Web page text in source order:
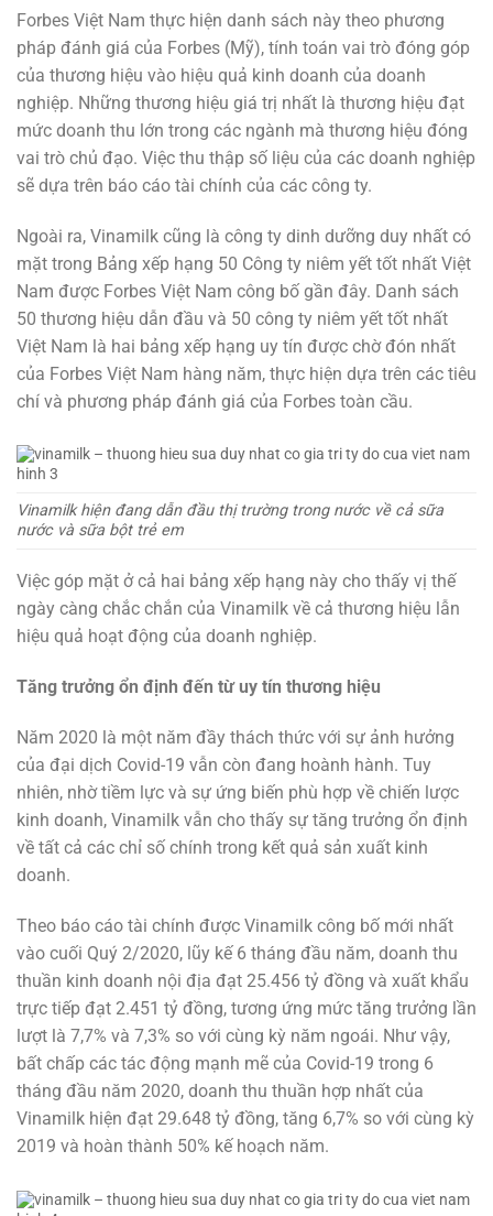
Forbes Việt Nam thực hiện danh sách này theo phương
pháp đánh giá của Forbes (Mỹ), tính toán vai trò đóng góp
của thương hiệu vào hiệu quả kinh doanh của doanh
nghiệp. Những thương hiệu giá trị nhất là thương hiệu đạt
mức doanh thu lớn trong các ngành mà thương hiệu đóng
vai trò chủ đạo. Việc thu thập số liệu của các doanh nghiệp
sẽ dựa trên báo cáo tài chính của các công ty.
Ngoài ra, Vinamilk cũng là công ty dinh dưỡng duy nhất có
mặt trong Bảng xếp hạng 50 Công ty niêm yết tốt nhất Việt
Nam được Forbes Việt Nam công bố gần đây. Danh sách
50 thương hiệu dẫn đầu và 50 công ty niêm yết tốt nhất
Việt Nam là hai bảng xếp hạng uy tín được chờ đón nhất
của Forbes Việt Nam hàng năm, thực hiện dựa trên các tiêu
chí và phương pháp đánh giá của Forbes toàn cầu.
Vinamilk hiện đang dẫn đầu thị trường trong nước về cả sữa
nước và sữa bột trẻ em
Việc góp mặt ở cả hai bảng xếp hạng này cho thấy vị thế
ngày càng chắc chắn của Vinamilk về cả thương hiệu lẫn
hiệu quả hoạt động của doanh nghiệp.
Tăng trưởng ổn định đến từ uy tín thương hiệu
Năm 2020 là một năm đầy thách thức với sự ảnh hưởng
của đại dịch Covid-19 vẫn còn đang hoành hành. Tuy
nhiên, nhờ tiềm lực và sự ứng biến phù hợp về chiến lược
kinh doanh, Vinamilk vẫn cho thấy sự tăng trưởng ổn định
về tất cả các chỉ số chính trong kết quả sản xuất kinh
doanh.
Theo báo cáo tài chính được Vinamilk công bố mới nhất
vào cuối Quý 2/2020, lũy kế 6 tháng đầu năm, doanh thu
thuần kinh doanh nội địa đạt 25.456 tỷ đồng và xuất khẩu
trực tiếp đạt 2.451 tỷ đồng, tương ứng mức tăng trưởng lần
lượt là 7,7% và 7,3% so với cùng kỳ năm ngoái. Như vậy,
bất chấp các tác động mạnh mẽ của Covid-19 trong 6
tháng đầu năm 2020, doanh thu thuần hợp nhất của
Vinamilk hiện đạt 29.648 tỷ đồng, tăng 6,7% so với cùng kỳ
2019 và hoàn thành 50% kế hoạch năm.